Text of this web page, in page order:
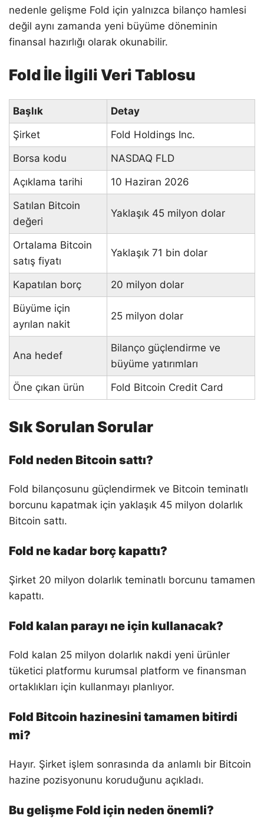
nedenle gelişme Fold için yalnızca bilanço hamlesi
değil aynı zamanda yeni büyüme döneminin
finansal hazırlığı olarak okunabilir.
Fold İle İlgili Veri Tablosu
Başlık
Detay
Şirket
Fold Holdings Inc.
Borsa kodu
NASDAQ FLD
Açıklama tarihi
10 Haziran 2026
Satılan Bitcoin
değeri
Yaklaşık 45 milyon dolar
Ortalama Bitcoin
satış fiyatı
Yaklaşık 71 bin dolar
Kapatılan borç
20 milyon dolar
Büyüme için
ayrılan nakit
25 milyon dolar
Ana hedef
Bilanço güçlendirme ve
büyüme yatırımları
Öne çıkan ürün
Fold Bitcoin Credit Card
Sık Sorulan Sorular
Fold neden Bitcoin sattı?
Fold bilançosunu güçlendirmek ve Bitcoin teminatlı
borcunu kapatmak için yaklaşık 45 milyon dolarlık
Bitcoin sattı.
Fold ne kadar borç kapattı?
Şirket 20 milyon dolarlık teminatlı borcunu tamamen
kapattı.
Fold kalan parayı ne için kullanacak?
Fold kalan 25 milyon dolarlık nakdi yeni ürünler
tüketici platformu kurumsal platform ve finansman
ortaklıkları için kullanmayı planlıyor.
Fold Bitcoin hazinesini tamamen bitirdi
mi?
Hayır. Şirket işlem sonrasında da anlamlı bir Bitcoin
hazine pozisyonunu koruduğunu açıkladı.
Bu gelişme Fold için neden önemli?